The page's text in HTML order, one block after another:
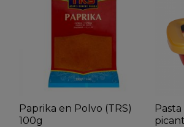
Paprika en Polvo (TRS)
100g